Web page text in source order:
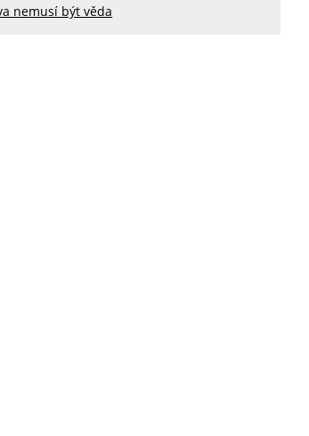
nemusí být věda